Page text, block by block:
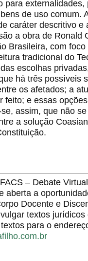
para
de uso comum.
caráter descritivo e
a obra de Ronald
Brasileira, com
tradicional do
escolhas
há três possíveis
os afetados; a
feito; e essas
assim, que não
a solução
– Debate
aberta a
Docente e
textos
para o